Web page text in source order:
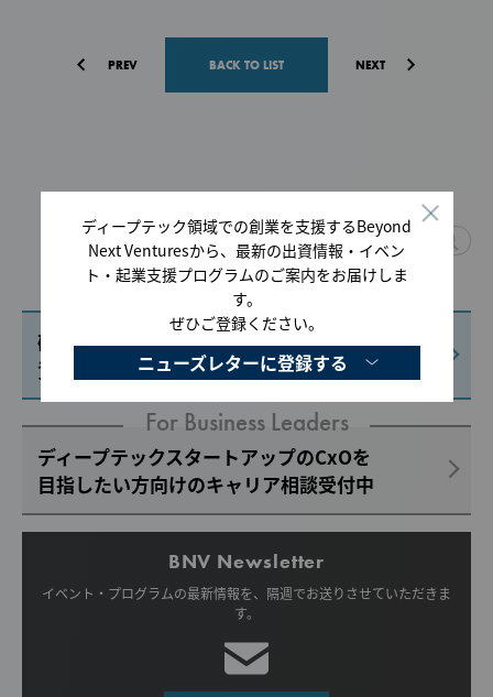
PREV BACK TO LIST NEXT
For Scientists & Startups
研究成果の事業化・起業、
資金調達に関するご相談はこちら
For Business Leaders
ディープテックスタートアップのCxOを
目指したい方向けのキャリア相談受付中
BNV Newsletter
イベント・プログラムの最新情報を、 隔週でお送りさせていただきま
す。
ディープテック領域での創業を支援するBeyond
Next Venturesから、最新の出資情報・イベン
ト・起業支援プログラムのご案内をお届けしま
す。
ぜひご登録ください。
ニューズレターに登録する